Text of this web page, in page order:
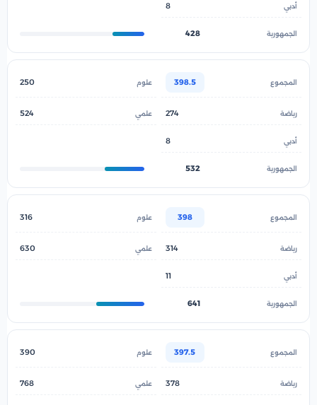
8
428
398.5
250
274
524
8
532
398
316
314
630
11
641
397.5
390
378
768